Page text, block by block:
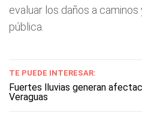
evaluar los daños a
pública.
TE PUEDE INTERESAR:
Fuertes lluvias generan
Veraguas